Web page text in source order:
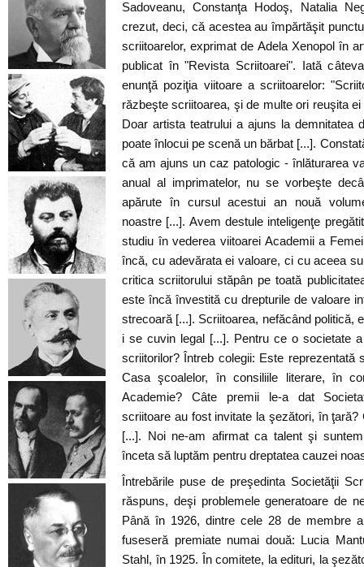
Sadoveanu, Constanţa Hodoş, Natalia
crezut, deci, că acestea au împărtăşit
scriitoarelor, exprimat de Adela Xenopol în
publicat în "Revista Scriitoarei". Iată
enunţă poziţia viitoare a scriitoarelor:
răzbeşte scriitoarea, şi de multe ori reuşita
Doar artista teatrului a ajuns la demnitatea
poate înlocui pe scenă un bărbat [...].
că am ajuns un caz patologic - înlăturarea
anual al imprimatelor, nu se vorbeşte
apărute în cursul acestui an nouă
noastre [...]. Avem destule inteligenţe
studiu în vederea viitoarei Academii a
încă, cu adevărata ei valoare, ci cu aceea
critica scriitorului stăpân pe toată
este încă învestită cu drepturile de valoare
strecoară [...]. Scriitoarea, nefăcând politică,
i se cuvin legal [...]. Pentru ce o societate
scriitorilor? Întreb colegii: Este reprezentată
Casa şcoalelor, în consiliile literare, în
Academie? Câte premii le-a dat
scriitoare au fost invitate la şezători, în
[...]. Noi ne-am afirmat ca talent şi
înceta să luptăm pentru dreptatea cauzei
Întrebările puse de preşedinta Societăţii
răspuns, deşi problemele generatoare de
Până în 1926, dintre cele 28 de membre
fuseseră premiate numai două: Lucia
Stahl, în 1925. În comitete, la edituri, la